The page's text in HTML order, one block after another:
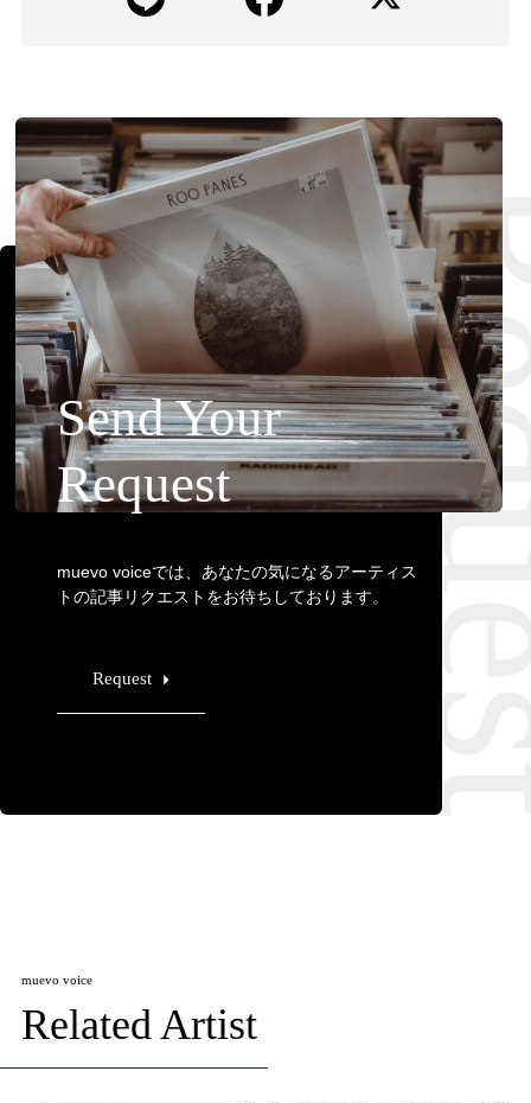
Send Your
Request
muevo voiceでは、あなたの気になるアーティス
トの記事リクエストをお待ちしております。
Request
muevo voice
Related Artist